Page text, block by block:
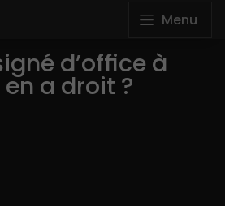
Menu
d’office à
en a droit ?